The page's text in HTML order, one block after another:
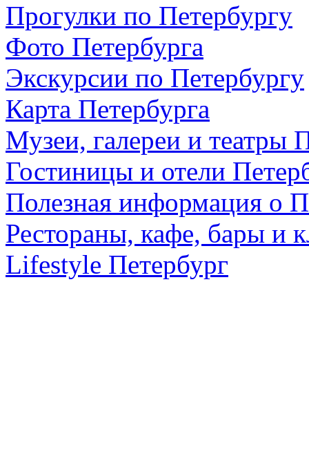
Прогулки по Петербургу
Фото Петербурга
Экскурсии по Петербургу
Карта Петербурга
Музеи, галереи и театры
Гостиницы и отели
Полезная информация о
Рестораны, кафе, бары и
Lifestyle Петербург